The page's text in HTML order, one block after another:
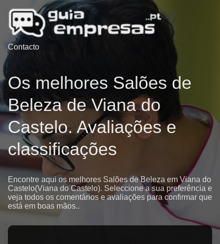
Contacto
Os melhores Salões de
Beleza de Viana do
Castelo. Avaliações e
classificações
Encontre aqui os melhores Salões de Beleza em Viana do
Castelo(Viana do Castelo). Seleccione a sua preferência e
veja todos os comentários e avaliações para confirmar que
está em boas mãos..